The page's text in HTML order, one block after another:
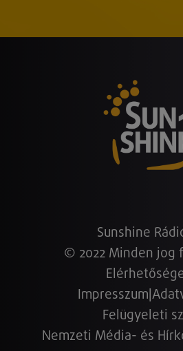
Sunshine
© 2022 Minden jog
Impresszum
Felügyeleti
Nemzeti Média- és